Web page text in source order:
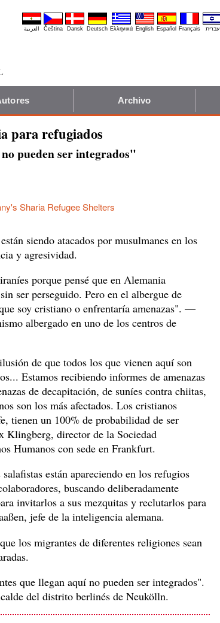
العربية Čeština Dansk Deutsch Ελληνικά English Español Français עברית
Archivo
para refugiados
pueden ser integrados"
Sharia Refugee Shelters
siendo atacados por musulmanes en los
y agresividad.
porque pensé que en Alemania
ser perseguido. Pero en el albergue de
soy cristiano o enfrentaría amenazas". —
albergado en uno de los centros de
de que todos los que vienen aquí son
Estamos recibiendo informes de amenazas
de decapitación, de suníes contra chiitas,
son los más afectados. Los cristianos
tienen un 100% de probabilidad de ser
Klingberg, director de la Sociedad
Humanos con sede en Frankfurt.
están apareciendo en los refugios
buscando deliberadamente
invitarlos a sus mezquitas y reclutarlos para
jefe de la inteligencia alemana.
los migrantes de diferentes religiones sean
que llegan aquí no pueden ser integrados".
del distrito berlinés de Neukölln.